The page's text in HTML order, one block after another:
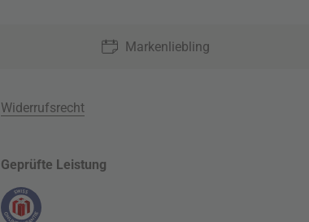
Markenliebling
Widerrufsrecht
Geprüfte Leistung